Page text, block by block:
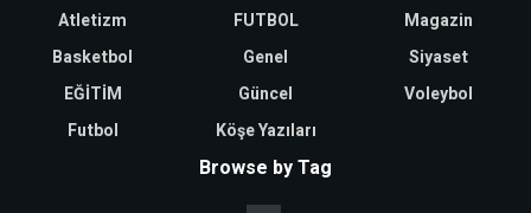
Atletizm
Basketbol
EĞİTİM
Futbol
FUTBOL
Genel
Güncel
Köşe Yazıları
Magazin
Siyaset
Voleybol
Browse by Tag